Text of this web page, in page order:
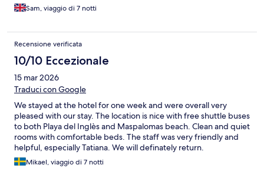
Sam, viaggio di 7 notti
Recensione verificata
10/10 Eccezionale
15 mar 2026
Traduci con Google
We stayed at the hotel for one week and were overall very
pleased with our stay. The location is nice with free shuttle buses
to both Playa del Inglès and Maspalomas beach. Clean and quiet
rooms with comfortable beds. The staff was very friendly and
helpful, especially Tatiana. We will definately return.
Mikael, viaggio di 7 notti